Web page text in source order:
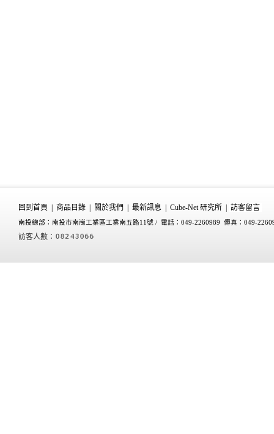
回到首頁 商品目錄 關於我們 最新訊息 Cube-Net 研究所 訪客留言
南投總部：南投市南崗工業區工業南五路11號 / 電話：049-2260989 傳真：049-
訪客人數：